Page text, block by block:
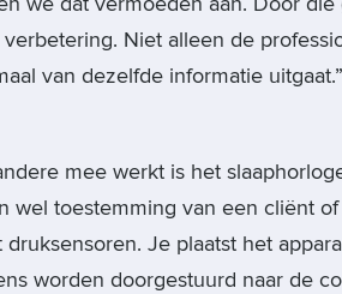
Niet alleen de
van dezelfde informatie uitgaat.”
mee werkt is het
wel toestemming van een cliënt
Je plaatst het
worden doorgestuurd naar de